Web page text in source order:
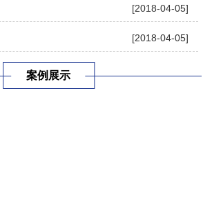
[2018-04-05]
[2018-04-05]
案例展示